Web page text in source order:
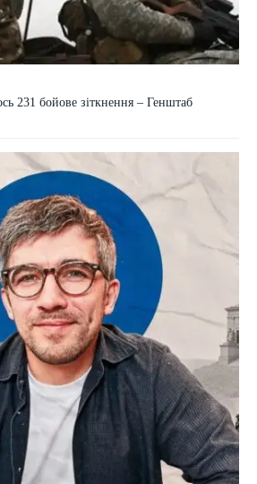
231 бойове зіткнення – Генштаб